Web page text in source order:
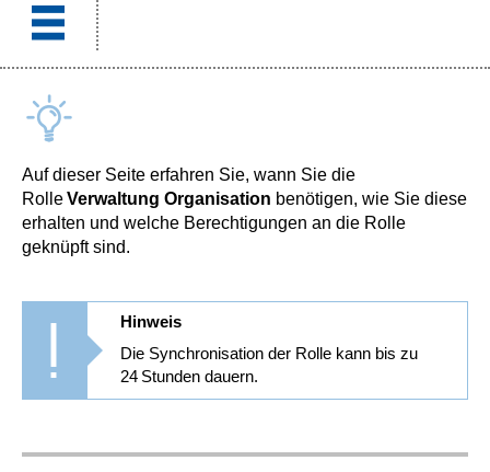
Auf dieser Seite erfahren Sie, wann Sie die
RolleVerwaltung Organisation benötigen, wie Sie diese
erhalten und welche Berechtigungen an die Rolle
geknüpft sind.
Hinweis
Die Synchronisation der Rolle kann bis zu
24 Stunden dauern.